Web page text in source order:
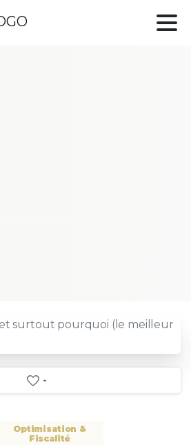
-
Optimisation &
Fiscalité